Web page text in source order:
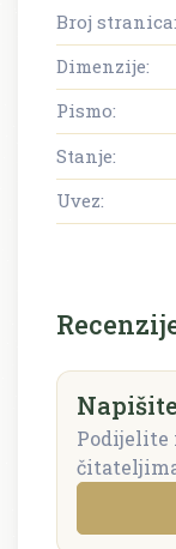
Broj stranica:
Dimenzije:
Pismo:
Stanje:
Uvez:
Podijelite